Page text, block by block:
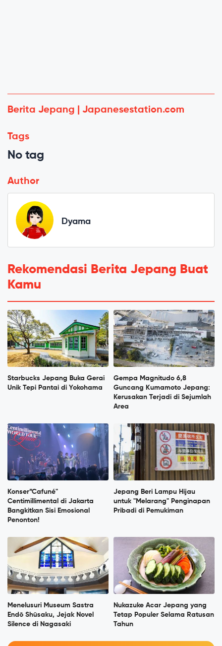
Berita Jepang | Japanesestation.com
Tags
No tag
Author
Dyama
Rekomendasi Berita Jepang Buat
Kamu
Starbucks Jepang Buka Gerai
Unik Tepi Pantai di Yokohama
Gempa Magnitudo 6,8
Guncang Kumamoto Jepang:
Kerusakan Terjadi di Sejumlah
Area
Konser”Cafuné"
Centimillimental di Jakarta
Bangkitkan Sisi Emosional
Penonton!
Jepang Beri Lampu Hijau
untuk "Melarang" Penginapan
Pribadi di Pemukiman
Menelusuri Museum Sastra
Endō Shūsaku, Jejak Novel
Silence di Nagasaki
Nukazuke Acar Jepang yang
Tetap Populer Selama Ratusan
Tahun